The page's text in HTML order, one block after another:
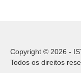
Copyright © 2026 -
Todos os direitos